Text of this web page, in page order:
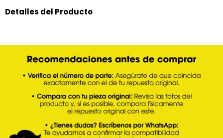
Detalles del Producto